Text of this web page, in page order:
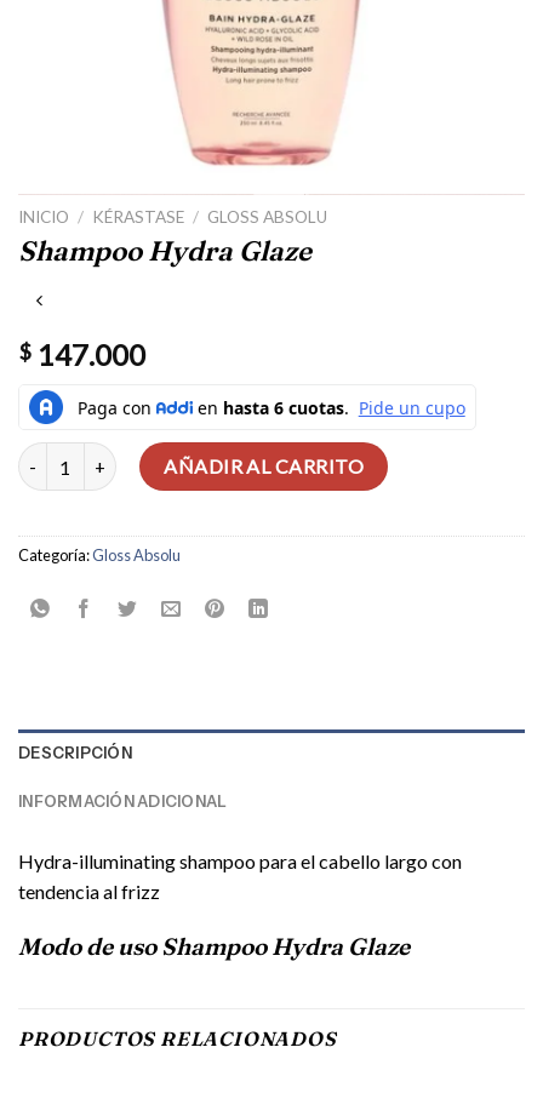
INICIO / KÉRASTASE / GLOSS ABSOLU
Shampoo Hydra Glaze
$ 147.000
Shampoo Hydra Glaze cantidadAÑADIR AL CARRITO
Categoría:Gloss Absolu
DESCRIPCIÓN
INFORMACIÓN ADICIONAL
Hydra-illuminating shampoo para el cabello largo con
tendencia al frizz
Modo de uso Shampoo Hydra Glaze
PRODUCTOS RELACIONADOS